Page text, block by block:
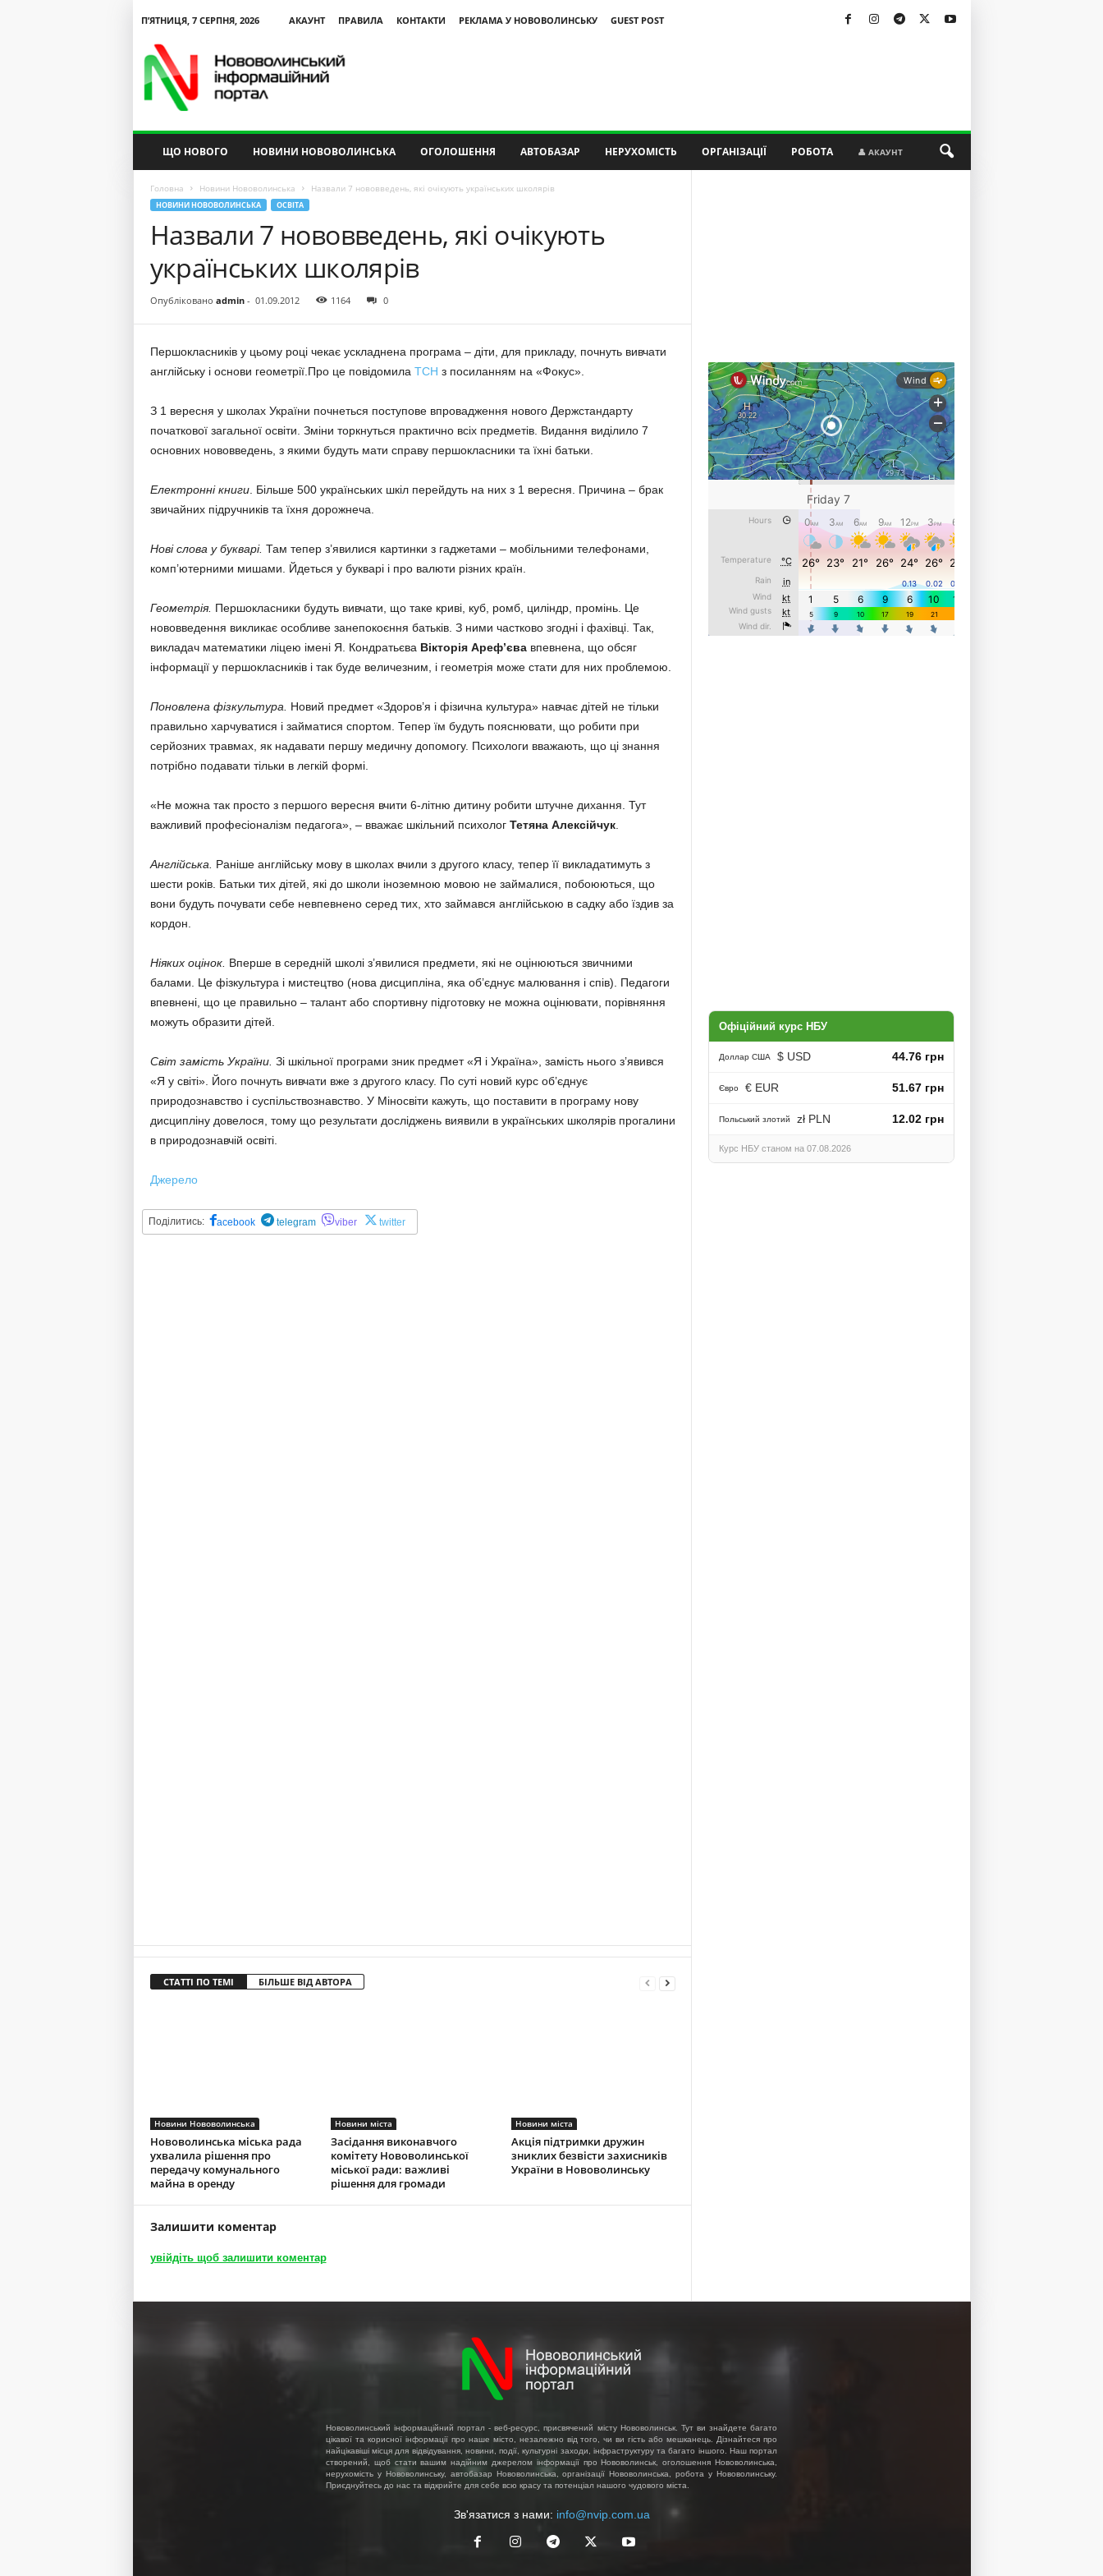
П’ЯТНИЦЯ, 7 СЕРПНЯ, 2026 АКАУНТ ПРАВИЛА КОНТАКТИ РЕКЛАМА У НОВОВОЛИНСЬКУ
GUEST POST
ЩО НОВОГО НОВИНИ НОВОВОЛИНСЬКА ОГОЛОШЕННЯ АВТОБАЗАР НЕРУХОМІСТЬ ОРГАНІЗАЦІЇ РОБОТА 👤 АКАУНТ
Головна Новини Нововолинська Назвали 7 нововведень, які очікують українських школярів
НОВИНИ НОВОВОЛИНСЬКА ОСВІТА
Назвали 7 нововведень, які очікують
українських школярів
Опубліковано admin- 01.09.2012 1164 0
Першокласників у цьому році чекає ускладнена програма – діти, для прикладу, почнуть вивчати
англійську і основи геометрії.Про це повідомила ТСН з посиланням на «Фокус».
З 1 вересня у школах України почнеться поступове впровадження нового Держстандарту
початкової загальної освіти. Зміни торкнуться практично всіх предметів. Видання виділило 7
основних нововведень, з якими будуть мати справу першокласники та їхні батьки.
Електронні книги. Більше 500 українських шкіл перейдуть на них з 1 вересня. Причина – брак
звичайних підручників та їхня дорожнеча.
Нові слова у букварі. Там тепер з’явилися картинки з гаджетами – мобільними телефонами,
комп’ютерними мишами. Йдеться у букварі і про валюти різних країн.
Геометрія. Першокласники будуть вивчати, що таке криві, куб, ромб, циліндр, промінь. Це
нововведення викликає особливе занепокоєння батьків. З ними частково згодні і фахівці. Так,
викладач математики ліцею імені Я. Кондратьєва Вікторія Ареф’євавпевнена, що обсяг
інформації у першокласників і так буде величезним, і геометрія може стати для них проблемою.
Поновлена фізкультура.
Новий предмет «Здоров’я і фізична культура» навчає дітей не тільки
правильно харчуватися і займатися спортом. Тепер їм будуть пояснювати, що робити при
серйозних травмах, як надавати першу медичну допомогу. Психологи вважають, що ці знання
потрібно подавати тільки в легкій формі.
«Не можна так просто з першого вересня вчити 6-літню дитину робити штучне дихання. Тут
важливий професіоналізм педагога», – вважає шкільний психолог Тетяна Алексійчук.
Англійська.
Раніше англійську мову в школах вчили з другого класу, тепер її викладатимуть з
шести років. Батьки тих дітей, які до школи іноземною мовою не займалися, побоюються, що
вони будуть почувати себе невпевнено серед тих, хто займався англійською в садку або їздив за
кордон.
Ніяких оцінок. Вперше в середній школі з’явилися предмети, які не оцінюються звичними
балами. Це фізкультура і мистецтво (нова дисципліна, яка об’єднує малювання і спів). Педагоги
впевнені, що це правильно – талант або спортивну підготовку не можна оцінювати, порівняння
можуть образити дітей.
Світ замість України. Зі шкільної програми зник предмет «Я і Україна», замість нього з’явився
«Я у світі». Його почнуть вивчати вже з другого класу. По суті новий курс об’єднує
природознавство і суспільствознавство. У Міносвіти кажуть, що поставити в програму нову
дисципліну довелося, тому що результати досліджень виявили в українських школярів прогалини
в природознавчій освіті.
Джерело
Поділитись: acebook telegram viber twitter
СТАТТІ ПО ТЕМІ БІЛЬШЕ ВІД АВТОРА
Новини Нововолинська
Нововолинська міська рада
ухвалила рішення про
передачу комунального
майна в оренду
Новини міста
Засідання виконавчого
комітету Нововолинської
міської ради: важливі
рішення для громади
Новини міста
Акція підтримки дружин
зниклих безвісти захисників
України в Нововолинську
Залишити коментар
увійдіть щоб залишити коментар
Офіційний курс НБУ
Доллар США $ USD 44.76 грн
Євро € EUR 51.67 грн
Польський злотий zł PLN 12.02 грн
Курс НБУ станом на 07.08.2026
Нововолинський інформаційний портал - веб-ресурс, присвячений місту Нововолинськ. Тут ви знайдете багато
цікавої та корисної інформації про наше місто, незалежно від того, чи ви гість або мешканець. Дізнайтеся про
найцікавіші місця для відвідування, новини, події, культурні заходи, інфраструктуру та багато іншого. Наш портал
створений, щоб стати вашим надійним джерелом інформації про Нововолинськ, оголошення Нововолинська,
нерухомість у Нововолинську, автобазар Нововолинська, організації Нововолинська, робота у Нововолинську.
Приєднуйтесь до нас та відкрийте для себе всю красу та потенціал нашого чудового міста.
Зв'язатися з нами: info@nvip.com.ua